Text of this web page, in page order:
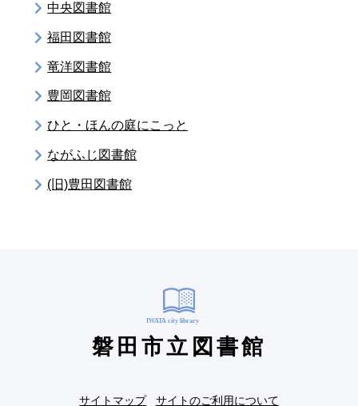
中央図書館
福田図書館
竜洋図書館
豊岡図書館
ひと・ほんの庭にこっと
ながふじ図書館
(旧)豊田図書館
磐田市立図書館
サイトマップ サイトのご利用について